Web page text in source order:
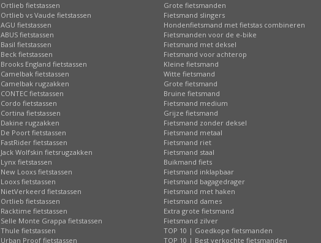
Ortlieb fietstassen
Ortlieb vs Vaude fietstassen
AGU fietstassen
ABUS fietstassen
Basil fietstassen
Beck fietstassen
Brooks England fietstassen
Camelbak fietstassen
Camelbak rugzakken
CONTEC fietstassen
Cordo fietstassen
Cortina fietstassen
Dakine rugzakken
De Poort fietstassen
FastRider fietstassen
Jack Wolfskin fietsrugzakken
Lynx fietstassen
New Looxs fietstassen
Looxs fietstassen
NietVerkeerd fietstassen
Ortlieb fietstassen
Racktime fietstassen
Selle Monte Grappa fietstassen
Thule fietstassen
Urban Proof fietstassen
Grote fietsmanden
Fietsmand slingers
Hondenfietsmand met fietstas combineren
Fietsmanden voor de e-bike
Fietsmand met deksel
Fietsmand voor achterop
Kleine fietsmand
Witte fietsmand
Grote fietsmand
Bruine fietsmand
Fietsmand medium
Grijze fietsmand
Fietsmand zonder deksel
Fietsmand metaal
Fietsmand riet
Fietsmand staal
Buikmand fiets
Fietsmand inklapbaar
Fietsmand bagagedrager
Fietsmand met haken
Fietsmand dames
Extra grote fietsmand
Fietsmand zilver
TOP 10 | Goedkope fietsmanden
TOP 10 | Best verkochte fietsmanden